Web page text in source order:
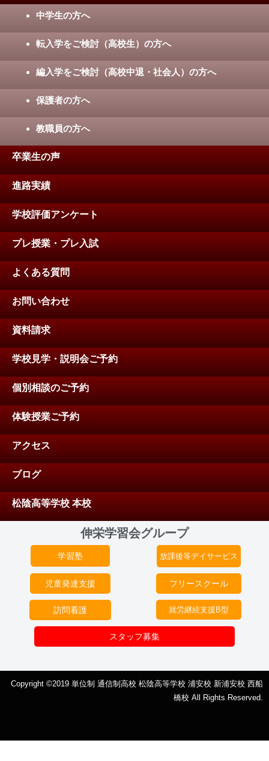
中学生の方へ
転入学をご検討（高校生）の方へ
編入学をご検討（高校中退・社会人）の方へ
保護者の方へ
教職員の方へ
卒業生の声
進路実績
学校評価アンケート
プレ授業・プレ入試
よくある質問
お問い合わせ
資料請求
学校見学・説明会ご予約
個別相談のご予約
体験授業ご予約
アクセス
ブログ
松陰高等学校 本校
伸栄学習会グループ
学習塾 放課後等デイサービス
児童発達支援 フリースクール
訪問看護 就労継続支援B型
スタッフ募集
Copyright ©2019 単位制 通信制高校 松陰高等学校 浦安校 新浦安校 西船
橋校 All Rights Reserved.